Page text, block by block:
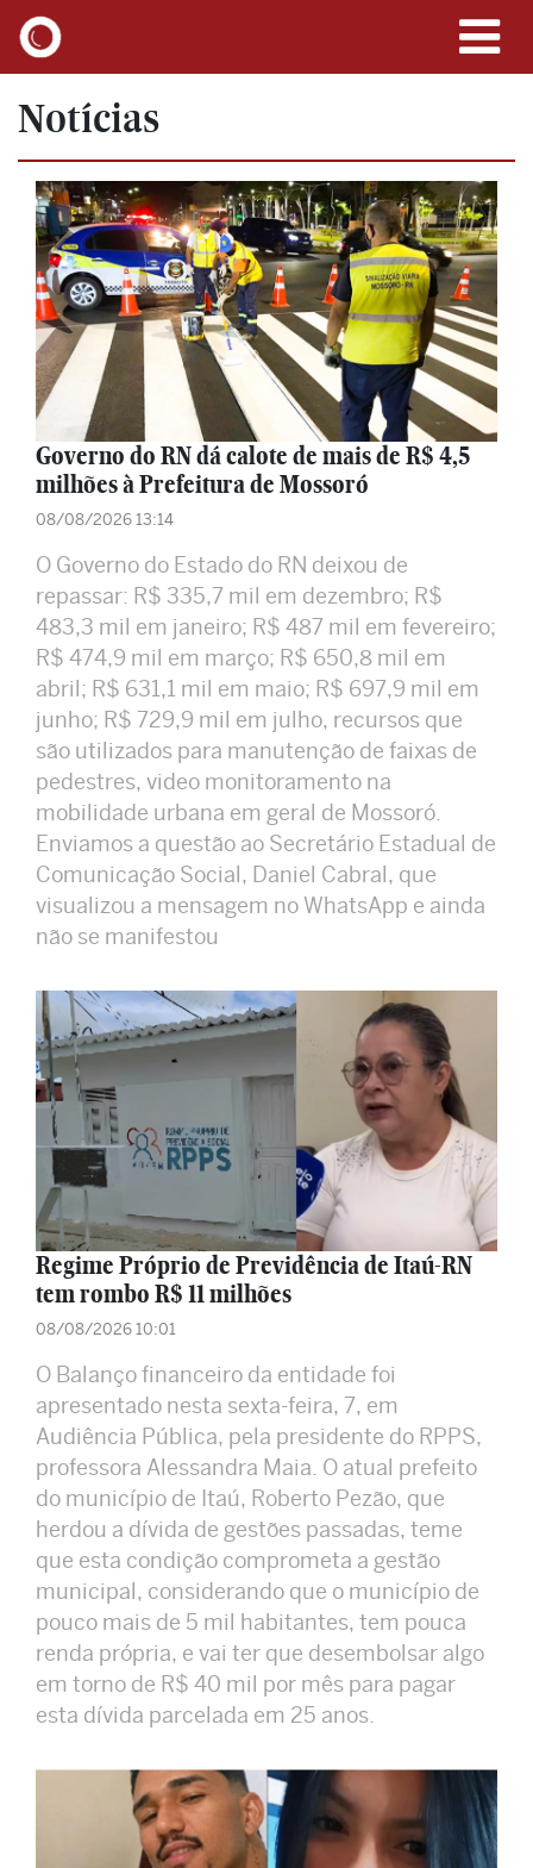
Notícias
Governo do RN dá calote de mais de R$ 4,5
milhões à Prefeitura de Mossoró
08/08/2026 13:14
O Governo do Estado do RN deixou de
repassar: R$ 335,7 mil em dezembro; R$
483,3 mil em janeiro; R$ 487 mil em fevereiro;
R$ 474,9 mil em março; R$ 650,8 mil em
abril; R$ 631,1 mil em maio; R$ 697,9 mil em
junho; R$ 729,9 mil em julho, recursos que
são utilizados para manutenção de faixas de
pedestres, video monitoramento na
mobilidade urbana em geral de Mossoró.
Enviamos a questão ao Secretário Estadual de
Comunicação Social, Daniel Cabral, que
visualizou a mensagem no WhatsApp e ainda
não se manifestou
Regime Próprio de Previdência de Itaú-RN
tem rombo R$ 11 milhões
08/08/2026 10:01
O Balanço financeiro da entidade foi
apresentado nesta sexta-feira, 7, em
Audiência Pública, pela presidente do RPPS,
professora Alessandra Maia. O atual prefeito
do município de Itaú, Roberto Pezão, que
herdou a dívida de gestões passadas, teme
que esta condição comprometa a gestão
municipal, considerando que o município de
pouco mais de 5 mil habitantes, tem pouca
renda própria, e vai ter que desembolsar algo
em torno de R$ 40 mil por mês para pagar
esta dívida parcelada em 25 anos.